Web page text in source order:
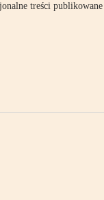
treści publikowane